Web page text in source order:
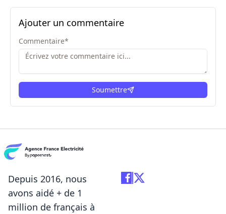
Ajouter un commentaire
Commentaire*
Soumettre
Depuis 2016, nous
avons aidé + de 1
million de français à